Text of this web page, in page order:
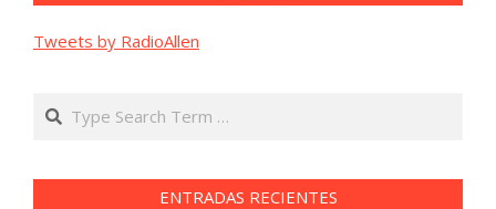
Tweets by RadioAllen
Search
ENTRADAS RECIENTES